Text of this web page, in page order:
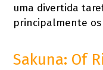
uma divertida
principalmente
Sakuna: Of